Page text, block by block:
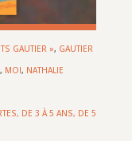
GAUTIER », GAUTIER
, MOI, NATHALIE
, DE 3 À 5 ANS, DE 5